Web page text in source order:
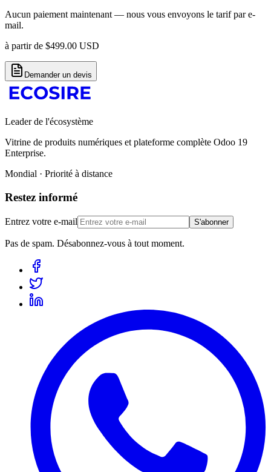
Aucun paiement maintenant — nous vous envoyons le tarif par e-
mail.
à partir de $499.00 USD
Demander un devis
Leader de l'écosystème
Vitrine de produits numériques et plateforme complète Odoo 19
Enterprise.
Mondial · Priorité à distance
Restez informé
Entrez votre e-mail S'abonner
Pas de spam. Désabonnez-vous à tout moment.